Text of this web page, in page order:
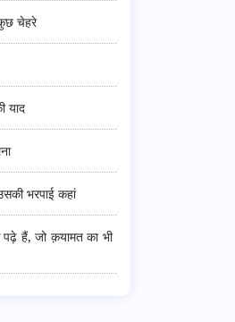
चेहरे
याद
भरपाई कहां
हैं, जो क़यामत का भी